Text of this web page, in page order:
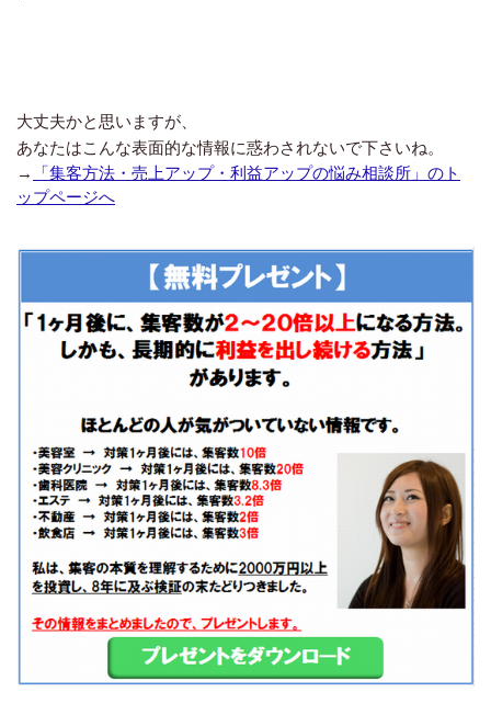
大丈夫かと思いますが、
あなたはこんな表面的な情報に惑わされないで下さいね。
→
「集客方法・売上アップ・利益アップの悩み相談所」のト
ップページへ